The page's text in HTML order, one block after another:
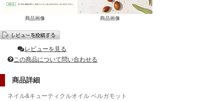
商品画像 商品画像
レビューを見る
この商品について問い合わせる
商品詳細
ネイル&キューティクルオイル ベルガモット